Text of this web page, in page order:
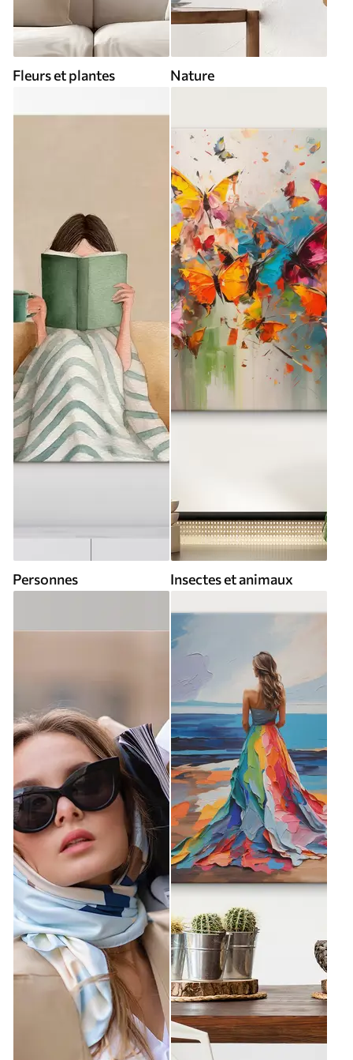
Fleurs et plantes Nature
Personnes Insectes et animaux